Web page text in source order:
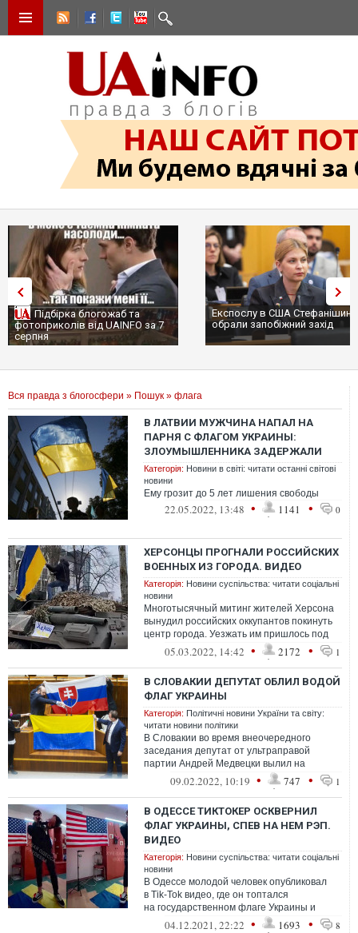
Підбірка блогожаб та
фотоприколів від UAINFO за 7
серпня
Експослу в США
обрали запобіжний захід
Вся правда з блогосфери » Пошук » флага
В ЛАТВИИ МУЖЧИНА НАПАЛ НА
ПАРНЯ С ФЛАГОМ УКРАИНЫ:
ЗЛОУМЫШЛЕННИКА ЗАДЕРЖАЛИ
Категорія: Новини в світі: читати останні світові
новини
Ему грозит до 5 лет лишения свободы
22.05.2022, 13:48 • 1141 • 0
ХЕРСОНЦЫ ПРОГНАЛИ РОССИЙСКИХ
ВОЕННЫХ ИЗ ГОРОДА. ВИДЕО
Категорія: Новини суспільства: читати соціальні
новини
Многотысячный митинг жителей Херсона
вынудил российских оккупантов покинуть
центр города. Уезжать им пришлось под
украинским флагом
05.03.2022, 14:42 • 2172 • 1
В СЛОВАКИИ ДЕПУТАТ ОБЛИЛ ВОДОЙ
ФЛАГ УКРАИНЫ
Категорія: Політичні новини України та світу:
читати новини політики
В Словакии во время внеочередного
заседания депутат от ультраправой
партии Андрей Медвецки вылил на
развернутый флаг Украины воду.
09.02.2022, 10:19 • 747 • 1
В ОДЕССЕ ТИКТОКЕР ОСКВЕРНИЛ
ФЛАГ УКРАИНЫ, СПЕВ НА НЕМ РЭП.
ВИДЕО
Категорія: Новини суспільства: читати соціальні
новини
В Одессе молодой человек опубликовал
в Tik-Tok видео, где он топтался
на государственном флаге Украины и
читал рэп
04.12.2021, 22:22 • 1693 • 8